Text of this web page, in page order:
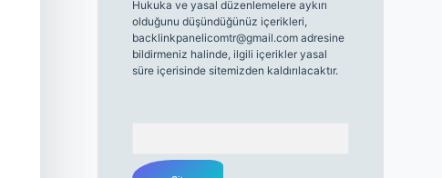
Hukuka ve yasal düzenlemelere aykırı
olduğunu düşündüğünüz içerikleri,
backlinkpanelicomtr@gmail.comadresine
bildirmeniz halinde, ilgili içerikler yasal
süre içerisinde sitemizden kaldırılacaktır.